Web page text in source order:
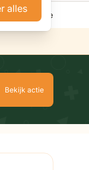
alles
Bekijk actie